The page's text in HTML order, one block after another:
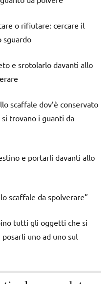
o rifiutare: cercare il
sguardo
e srotolarlo davanti allo
scaffale dov’è conservato
trovano i guanti da
e portarli davanti allo
scaffale da spolverare”
tutti gli oggetti che si
uno ad uno sul